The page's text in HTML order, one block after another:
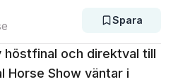
Spara
höstfinal och direktval till
Horse Show väntar i